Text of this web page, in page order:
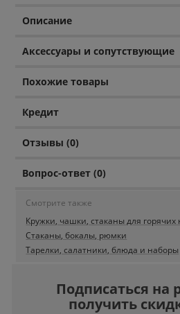
Описание
Аксессуары и сопутствующие
Похожие товары
Кредит
Отзывы (0)
Вопрос-ответ (0)
Смотрите также
Кружки, чашки, стаканы для горячих
Стаканы, бокалы, рюмки
Тарелки, салатники, блюда и наборы
Подписаться на
получить